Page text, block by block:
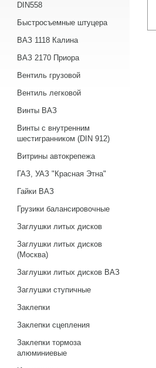
DIN558
Быстросъемные штуцера
ВАЗ 1118 Калина
ВАЗ 2170 Приора
Вентиль грузовой
Вентиль легковой
Винты ВАЗ
Винты с внутренним
шестигранником (DIN 912)
Витрины автокрепежа
ГАЗ, УАЗ "Красная Этна"
Гайки ВАЗ
Грузики балансировочные
Заглушки литых дисков
Заглушки литых дисков
(Москва)
Заглушки литых дисков ВАЗ
Заглушки ступичные
Заклепки
Заклепки сцепления
Заклепки тормоза
алюминиевые